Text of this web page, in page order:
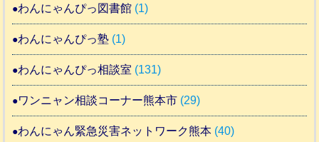
わんにゃんぴっ図書館 (1)
わんにゃんぴっ塾 (1)
わんにゃんぴっ相談室 (131)
ワンニャン相談コーナー熊本市 (29)
わんにゃん緊急災害ネットワーク熊本 (40)